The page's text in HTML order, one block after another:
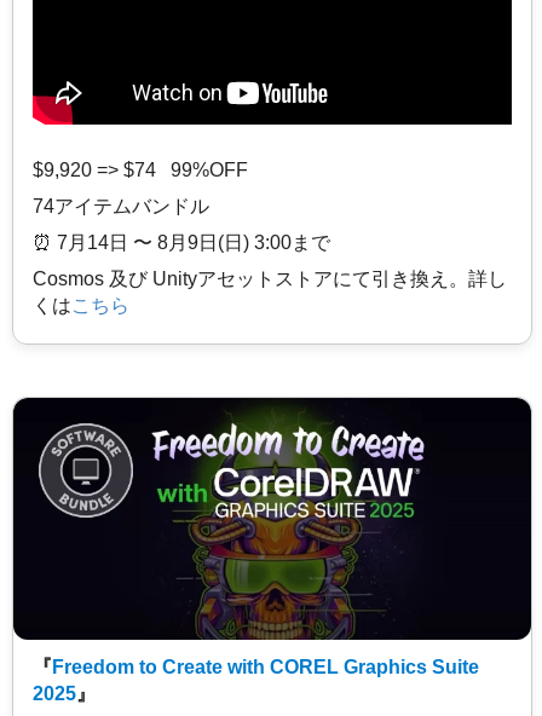
$9,920 => $74 99%OFF
74アイテムバンドル
⏰️ 7月14日 〜 8月9日(日) 3:00まで
Cosmos 及び Unityアセットストアにて引き換え。詳し
くはこちら
『 Freedom to Create with COREL Graphics Suite
2025 』